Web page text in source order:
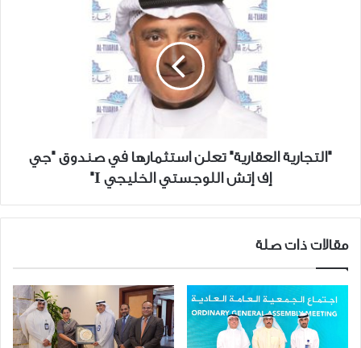
إتش
اللوجستي
I"
"التجارية العقارية" تعلن استثمارها في صندوق "جي
إف إتش اللوجستي الخليجي I"
مقالات ذات صلة